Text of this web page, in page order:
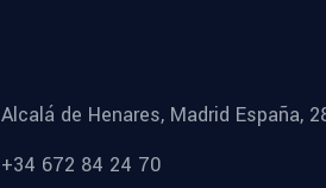
Alcalá de Henares, Madrid España,
+34 672 84 24 70